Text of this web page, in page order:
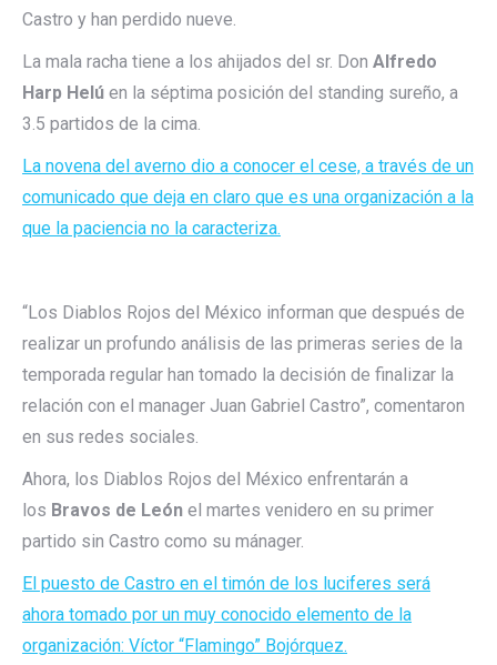
Castro y han perdido nueve.
La mala racha tiene a los ahijados del sr. Don Alfredo
Harp Helú en la séptima posición del standing sureño, a
3.5 partidos de la cima.
La novena del averno dio a conocer el cese, a través de un
comunicado que deja en claro que es una organización a la
que la paciencia no la caracteriza.
“Los Diablos Rojos del México informan que después de
realizar un profundo análisis de las primeras series de la
temporada regular han tomado la decisión de finalizar la
relación con el manager Juan Gabriel Castro”, comentaron
en sus redes sociales.
Ahora, los Diablos Rojos del México enfrentarán a
los Bravos de León el martes venidero en su primer
partido sin Castro como su mánager.
El puesto de Castro en el timón de los luciferes será
ahora tomado por un muy conocido elemento de la
organización: Víctor “Flamingo” Bojórquez.